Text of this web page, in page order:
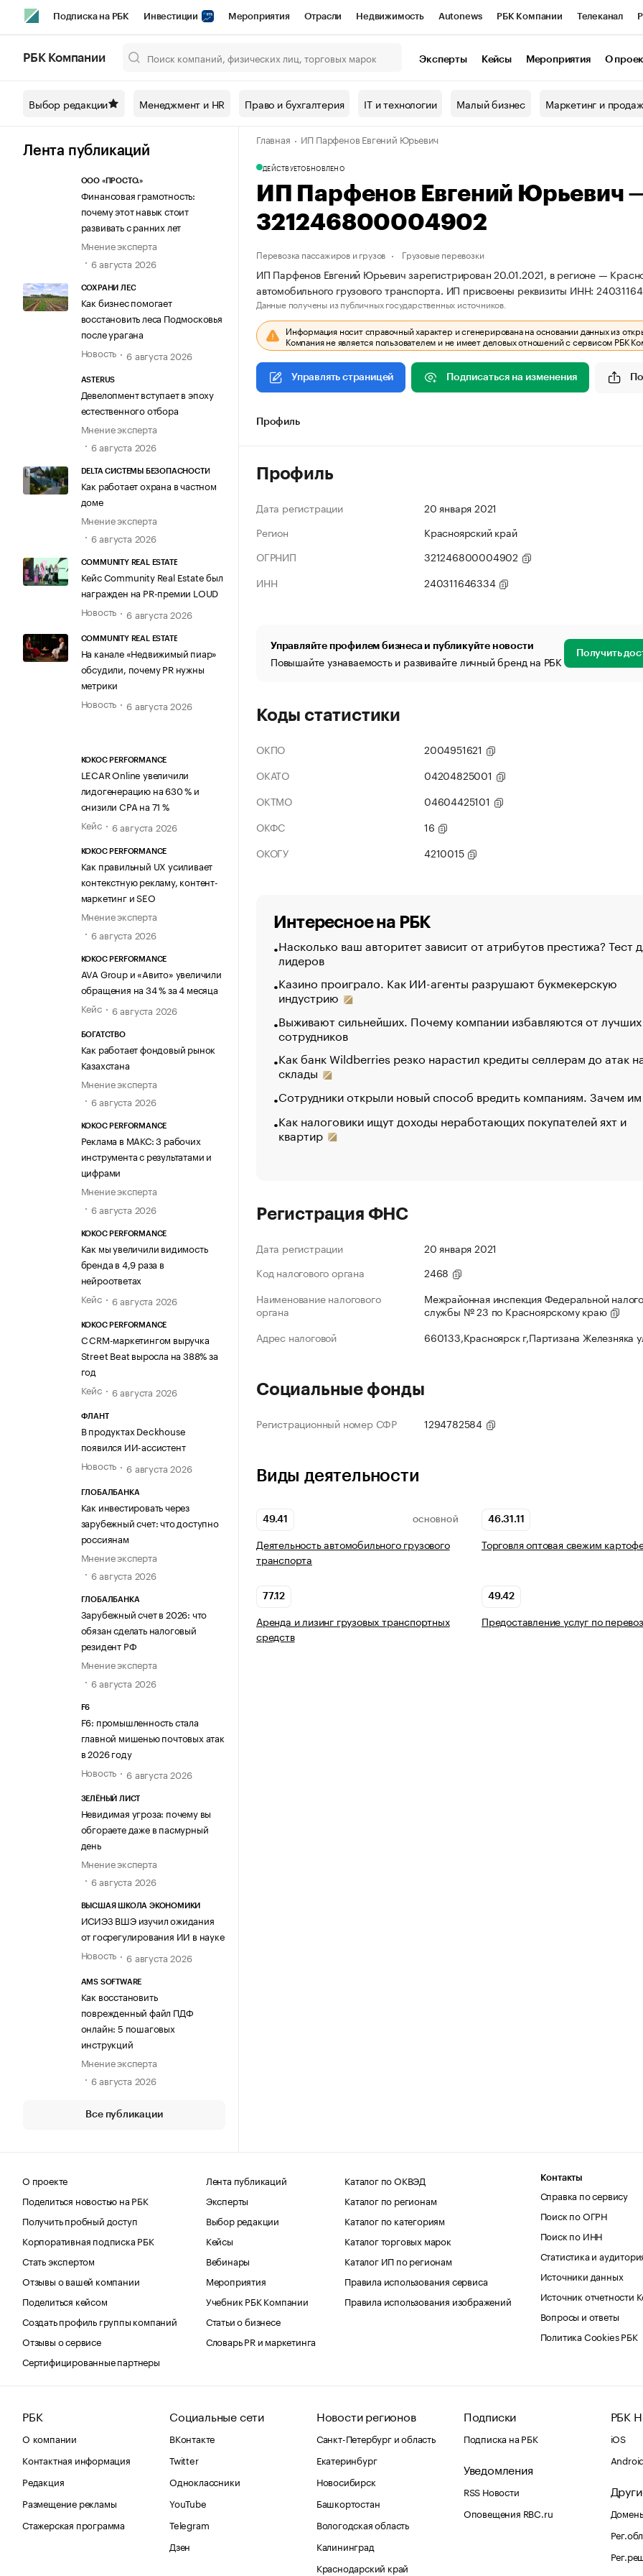
Подписка на РБК Инвестиции Мероприятия Отрасли Недвижимость Autonews РБК Компании Телеканал
Спецпроекты СПб Конференции СПб Спецпроекты Проверка контрагентов
Технологии и медиа Рынок наличной валюты
РБК Компании Эксперты Кейсы Мероприятия О
Выбор редакции Менеджмент и HR Право и бухгалтерия IT и технологии Малый бизнес Маркетинг и
Лента публикаций
ООО «ПРОСТО.»
Финансовая грамотность:
почему этот навык стоит
развивать с ранних лет
Мнение эксперта
6 августа 2026
СОХРАНИ ЛЕС
Как бизнес помогает
восстановить леса Подмосковья
после урагана
Новость
6 августа 2026
ASTERUS
Девелопмент вступает в эпоху
естественного отбора
Мнение эксперта
6 августа 2026
DELTA СИСТЕМЫ БЕЗОПАСНОСТИ
Как работает охрана в частном
доме
Мнение эксперта
6 августа 2026
COMMUNITY REAL ESTATE
Кейс Community Real Estate был
награжден на PR-премии LOUD
Новость
6 августа 2026
COMMUNITY REAL ESTATE
На канале «Недвижимый пиар»
обсудили, почему PR нужны
метрики
Новость
6 августа 2026
KOKOC PERFORMANCE
LECAR Online увеличили
лидогенерацию на 630 % и
снизили CPA на 71 %
Кейс
6 августа 2026
KOKOC PERFORMANCE
Как правильный UX усиливает
контекстную рекламу, контент-
маркетинг и SEO
Мнение эксперта
6 августа 2026
KOKOC PERFORMANCE
AVA Group и «Авито» увеличили
обращения на 34 % за 4 месяца
Кейс
6 августа 2026
БОГАТСТВО
Как работает фондовый рынок
Казахстана
Мнение эксперта
6 августа 2026
KOKOC PERFORMANCE
Реклама в МАКС: 3 рабочих
инструмента с результатами и
цифрами
Мнение эксперта
6 августа 2026
KOKOC PERFORMANCE
Как мы увеличили видимость
бренда в 4,9 раза в
нейроответах
Кейс
6 августа 2026
KOKOC PERFORMANCE
С CRM-маркетингом выручка
Street Beat выросла на 388% за
год
Кейс
6 августа 2026
ФЛАНТ
В продуктах Deckhouse
появился ИИ-ассистент
Новость
6 августа 2026
ГЛОБАЛБАНКА
Как инвестировать через
зарубежный счет: что доступно
россиянам
Мнение эксперта
6 августа 2026
ГЛОБАЛБАНКА
Зарубежный счет в 2026: что
обязан сделать налоговый
резидент РФ
Мнение эксперта
6 августа 2026
F6
F6: промышленность стала
главной мишенью почтовых атак
в 2026 году
Новость
6 августа 2026
ЗЕЛЁНЫЙ ЛИСТ
Невидимая угроза: почему вы
обгораете даже в пасмурный
день
Мнение эксперта
6 августа 2026
ВЫСШАЯ ШКОЛА ЭКОНОМИКИ
ИСИЭЗ ВШЭ изучил ожидания
от госрегулирования ИИ в науке
Новость
6 августа 2026
AMS SOFTWARE
Как восстановить
поврежденный файл ПДФ
онлайн: 5 пошаговых
инструкций
Мнение эксперта
6 августа 2026
Все публикации
Главная ИП Парфенов Евгений Юрьевич
ДЕЙСТВУЕТОБНОВЛЕНО
ИП Парфенов Евгений
321246800004902
Перевозка пассажиров и грузов Грузовые перевозки
ИП Парфенов Евгений Юрьевич зарегистрирован 20.01.2021, в регионе —
автомобильного грузового транспорта. ИП присвоены реквизиты ИНН:
Данные получены из публичных государственных источников.
Информация носит справочный характер и сгенерирована на основании данных из
Компания не является пользователем и не имеет деловых отношений с сервисом РБК
Управлять страницей Подписаться на изменения
Профиль
Профиль
Дата регистрации
20 января 2021
Регион
Красноярский край
ОГРНИП
321246800004902
ИНН
240311646334
Управляйте профилем бизнеса и публикуйте новости
Повышайте узнаваемость и развивайте личный бренд на РБК Получить
Коды статистики
ОКПО
2004951621
ОКАТО
04204825001
ОКТМО
04604425101
ОКФС
16
ОКОГУ
4210015
Интересное на РБК
Насколько ваш авторитет зависит от атрибутов престижа? Тест
лидеров
Казино проиграло. Как ИИ-агенты разрушают букмекерскую
индустрию
Выживают сильнейших. Почему компании избавляются от лучших
сотрудников
Как банк Wildberries резко нарастил кредиты селлерам до атак
склады
Сотрудники открыли новый способ вредить компаниям. Зачем
Как налоговики ищут доходы неработающих покупателей яхт и
квартир
Регистрация ФНС
Дата регистрации
20 января 2021
Код налогового органа
2468
Наименование налогового
органа
Межрайонная инспекция Федеральной
службы № 23 по Красноярскому краю
Адрес налоговой
660133,Красноярск г,Партизана Железняка
Социальные фонды
Регистрационный номер СФР 1294782584
Виды деятельности
49.41 ОСНОВНОЙ
Деятельность автомобильного грузового
транспорта
46.31.11
Торговля оптовая свежим
77.12
Аренда и лизинг грузовых транспортных
средств
49.42
Предоставление услуг по
О проекте
Поделиться новостью на РБК
Получить пробный доступ
Корпоративная подписка РБК
Стать экспертом
Отзывы о вашей компании
Поделиться кейсом
Создать профиль группы компаний
Отзывы о сервисе
Сертифицированные партнеры
Лента публикаций
Эксперты
Выбор редакции
Кейсы
Вебинары
Мероприятия
Учебник РБК Компании
Статьи о бизнесе
Словарь PR и маркетинга
Каталог по ОКВЭД
Каталог по регионам
Каталог по категориям
Каталог торговых марок
Каталог ИП по регионам
Правила использования сервиса
Правила использования изображений
Контакты
Справка по сервису
Поиск по ОГРН
Поиск по ИНН
Статистика и
Источники данных
Источник отчетности
Вопросы и ответы
Политика Cookies РБК
РБК
О компании
Контактная информация
Редакция
Размещение рекламы
Стажерская программа
Социальные сети
ВКонтакте
Twitter
Одноклассники
YouTube
Telegram
Дзен
Новости регионов
Санкт-Петербург и область
Екатеринбург
Новосибирск
Башкортостан
Вологодская область
Калининград
Краснодарский край
Подписки
Подписка на РБК
Уведомления
RSS Новости
Оповещения RBC.ru
РБК
iOS